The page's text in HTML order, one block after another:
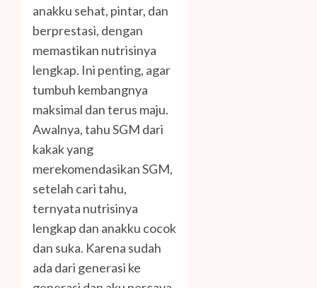
anakku sehat, pintar, dan
berprestasi, dengan
memastikan nutrisinya
lengkap. Ini penting, agar
tumbuh kembangnya
maksimal dan terus maju.
Awalnya, tahu SGM dari
kakak yang
merekomendasikan SGM,
setelah cari tahu,
ternyata nutrisinya
lengkap dan anakku cocok
dan suka. Karena sudah
ada dari generasi ke